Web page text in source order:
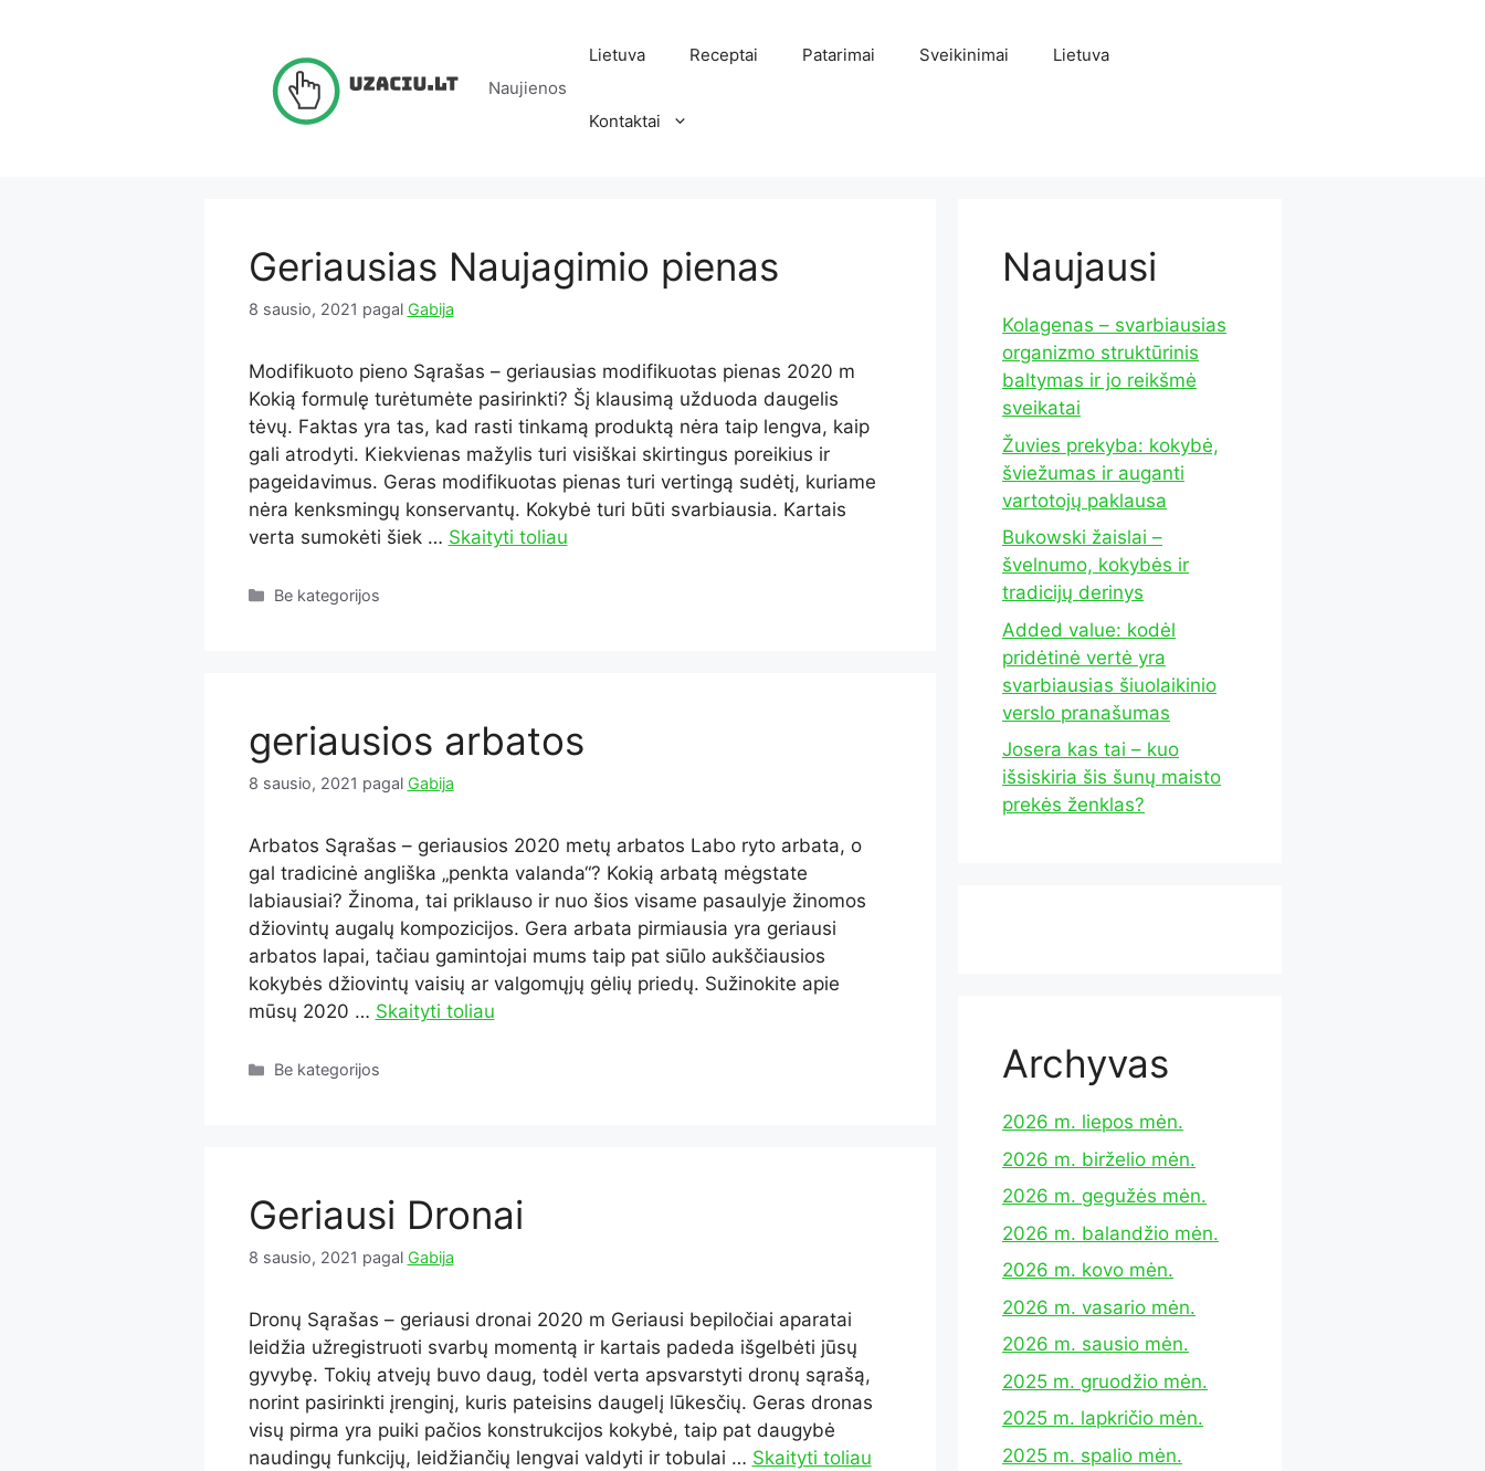
Naujienos
Lietuva Receptai Patarimai Sveikinimai Lietuva
Kontaktai
Geriausias Naujagimio pienas
8 sausio, 2021 pagal Gabija
Modifikuoto pieno Sąrašas – geriausias modifikuotas pienas 2020 m
Kokią formulę turėtumėte pasirinkti? Šį klausimą užduoda daugelis
tėvų. Faktas yra tas, kad rasti tinkamą produktą nėra taip lengva, kaip
gali atrodyti. Kiekvienas mažylis turi visiškai skirtingus poreikius ir
pageidavimus. Geras modifikuotas pienas turi vertingą sudėtį, kuriame
nėra kenksmingų konservantų. Kokybė turi būti svarbiausia. Kartais
verta sumokėti šiek … Skaityti toliau
Kategorijos
Be kategorijos
geriausios arbatos
8 sausio, 2021 pagal Gabija
Arbatos Sąrašas – geriausios 2020 metų arbatos Labo ryto arbata, o
gal tradicinė angliška „penkta valanda“? Kokią arbatą mėgstate
labiausiai? Žinoma, tai priklauso ir nuo šios visame pasaulyje žinomos
džiovintų augalų kompozicijos. Gera arbata pirmiausia yra geriausi
arbatos lapai, tačiau gamintojai mums taip pat siūlo aukščiausios
kokybės džiovintų vaisių ar valgomųjų gėlių priedų. Sužinokite apie
mūsų 2020 … Skaityti toliau
Kategorijos
Be kategorijos
Geriausi Dronai
8 sausio, 2021 pagal Gabija
Dronų Sąrašas – geriausi dronai 2020 m Geriausi bepiločiai aparatai
leidžia užregistruoti svarbų momentą ir kartais padeda išgelbėti jūsų
gyvybę. Tokių atvejų buvo daug, todėl verta apsvarstyti dronų sąrašą,
norint pasirinkti įrenginį, kuris pateisins daugelį lūkesčių. Geras dronas
visų pirma yra puiki pačios konstrukcijos kokybė, taip pat daugybė
naudingų funkcijų, leidžiančių lengvai valdyti ir tobulai … Skaityti toliau
Naujausi
Kolagenas – svarbiausias
organizmo struktūrinis
baltymas ir jo reikšmė
sveikatai
Žuvies prekyba: kokybė,
šviežumas ir auganti
vartotojų paklausa
Bukowski žaislai –
švelnumo, kokybės ir
tradicijų derinys
Added value: kodėl
pridėtinė vertė yra
svarbiausias šiuolaikinio
verslo pranašumas
Josera kas tai – kuo
išsiskiria šis šunų maisto
prekės ženklas?
Archyvas
2026 m. liepos mėn.
2026 m. birželio mėn.
2026 m. gegužės mėn.
2026 m. balandžio mėn.
2026 m. kovo mėn.
2026 m. vasario mėn.
2026 m. sausio mėn.
2025 m. gruodžio mėn.
2025 m. lapkričio mėn.
2025 m. spalio mėn.